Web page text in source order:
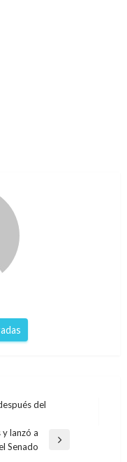
del
lanzó a
Senado